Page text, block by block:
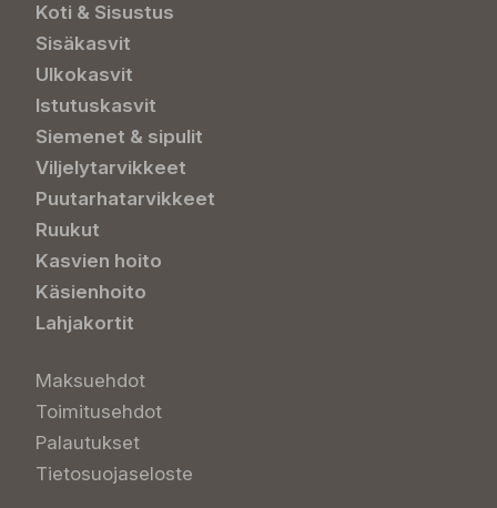
Koti & Sisustus
Sisäkasvit
Ulkokasvit
Istutuskasvit
Siemenet & sipulit
Viljelytarvikkeet
Puutarhatarvikkeet
Ruukut
Kasvien hoito
Käsienhoito
Lahjakortit
Maksuehdot
Toimitusehdot
Palautukset
Tietosuojaseloste